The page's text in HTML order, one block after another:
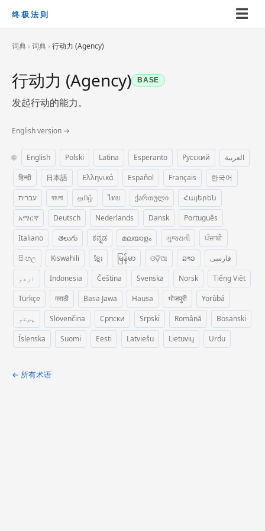
终极法则 ☰
词典 › 词典 › 行动力 (Agency)
行动力 (Agency) BASE
发起行动的能力。
English version →
🌐 English Polski Latina Esperanto Русский
العربية
हिन्दी
日本語 Ελληνικά Español Français
한국어
עברית
বাংলা தமிழ் ไทย ქართული
Հայերեն
አማርኛ
Deutsch Nederlands Dansk
Português
Italiano
తెలుగు ಕನ್ನಡ മലയാളം ગુજરાતી
ਪੰਜਾਬੀ
සිංහල
Kiswahili ខ្មែរ မြန်မာ ଓଡ଼ିଆ ລາວ
فارسی
اردو
Indonesia Čeština Svenska Norsk
Tiếng Việt
Türkçe
मराठी Basa Jawa Hausa भोजपुरी
Yorùbá
پښتو
Slovenčina Српски Srpski Română
Bosanski
Íslenska
Suomi Eesti Latviešu Lietuvių Urdu
← 所有术语